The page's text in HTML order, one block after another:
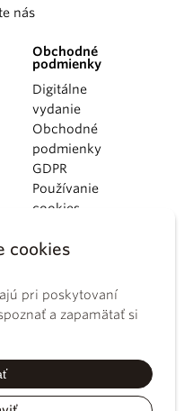
cookies
pri poskytovaní
a zapamätať si
nás
Obchodné
podmienky
Digitálne
vydanie
Obchodné
podmienky
GDPR
Používanie
cookies